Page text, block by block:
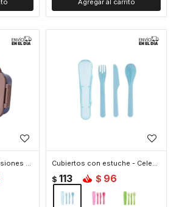
Vianda infantil con divisiones - Celeste Cubiertos con estuche - Celeste
$ 113 $ 96